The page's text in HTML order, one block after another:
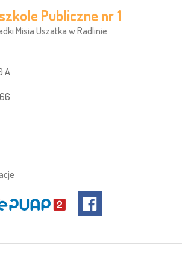
Publiczne nr 1
Misia Uszatka w Radlinie
A